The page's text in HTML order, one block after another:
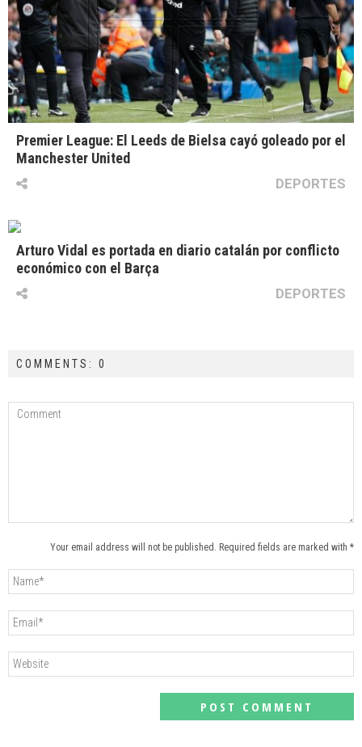
Premier League: El Leeds de Bielsa cayó goleado por el
Manchester United
DEPORTES
Arturo Vidal es portada en diario catalán por conflicto
económico con el Barça
DEPORTES
COMMENTS: 0
Your email address will not be published. Required fields are marked with *